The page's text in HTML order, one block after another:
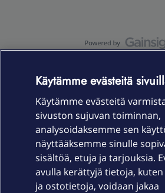
Laitteet & liittymät
Palvelut
Käytämme evästeitä
Käytämme evästeitä
sivuston sujuvan toiminnan,
analysoidaksemme sen
näyttääksemme sinulle
sisältöä, etuja ja tarjouksia.
avulla kerättyjä tietoja,
ja ostotietoja, voidaan jakaa